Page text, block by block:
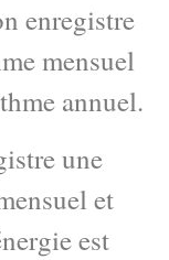
enregistre
mensuel
annuel.
une
et
est